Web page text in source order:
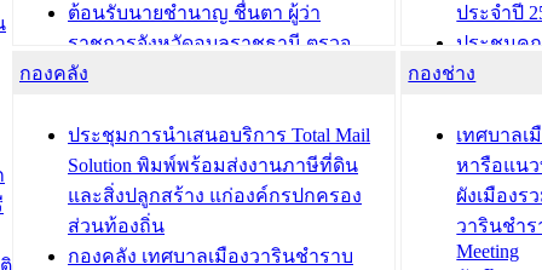
ต้อนรับนายชำนาญ ชื่นตา ผู้ว่า
ราชการจังหวัดอุบลราชธานี ตรวจ
ความเรียบร้อยของสถานที่ในการเตรี
องคมนตรี
สำนักทะเบียนท้องถิ่นเทศบาลเมือง
วารินชำราบ ดำเนินการมอบทะเบียน
บ้าน ทร.14 และบัตรประจำตัว
ประชาชนบุคคลประเภท 8 แก่บุคคลที่
ประจำปี
ประชุมค
ความเสี่ย
ประชุมที
ชีวา สร้า
ขับเคลื่อน
“เมืองแห่
กองคลัง
ประชุมการนำเสนอบริการ Total Mail
Solution พิมพ์พร้อมส่งงานภาษีที่ดิน
และสิ่งปลูกสร้าง แก่องค์กรปกครอง
ส่วนท้องถิ่น
กองคลัง เทศบาลเมืองวารินชำราบ
กองช่าง
เทศบาลเ
หารือแน
ผังเมืองร
วารินชำร
Meeting